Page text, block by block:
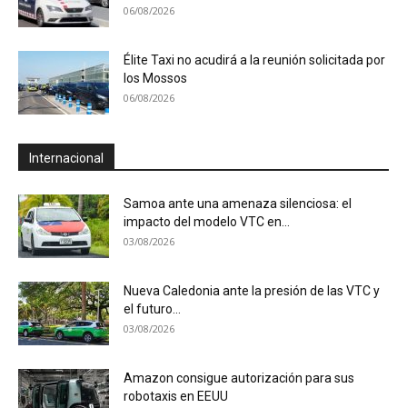
06/08/2026
Élite Taxi no acudirá a la reunión solicitada por
los Mossos
06/08/2026
Internacional
Samoa ante una amenaza silenciosa: el
impacto del modelo VTC en...
03/08/2026
Nueva Caledonia ante la presión de las VTC y
el futuro...
03/08/2026
Amazon consigue autorización para sus
robotaxis en EEUU